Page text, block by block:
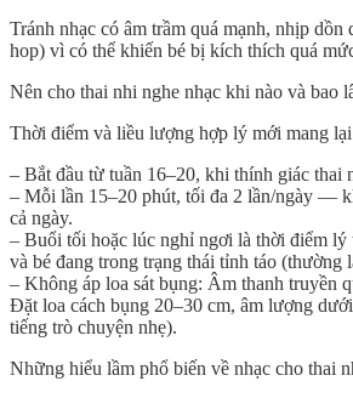
Tránh nhạc có âm trầm quá mạnh, nhịp
hop) vì có thể khiến bé bị kích thích quá
Nên cho thai nhi nghe nhạc khi nào và bao
Thời điểm và liều lượng hợp lý mới mang
– Bắt đầu từ tuần 16–20, khi thính giác thai
– Mỗi lần 15–20 phút, tối đa 2 lần/ngày —
cả ngày.
– Buổi tối hoặc lúc nghỉ ngơi là thời điểm lý
và bé đang trong trạng thái tỉnh táo (thường
– Không áp loa sát bụng: Âm thanh truyền
Đặt loa cách bụng 20–30 cm, âm lượng
tiếng trò chuyện nhẹ).
Những hiểu lầm phổ biến về nhạc cho thai